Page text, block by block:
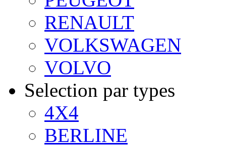
RENAULT
VOLKSWAGEN
VOLVO
Selection par types
4X4
BERLINE